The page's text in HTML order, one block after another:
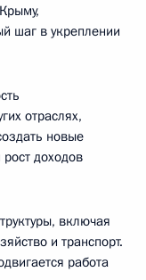
шаг в укреплении
отраслях,
новые
доходов
включая
и транспорт.
работа